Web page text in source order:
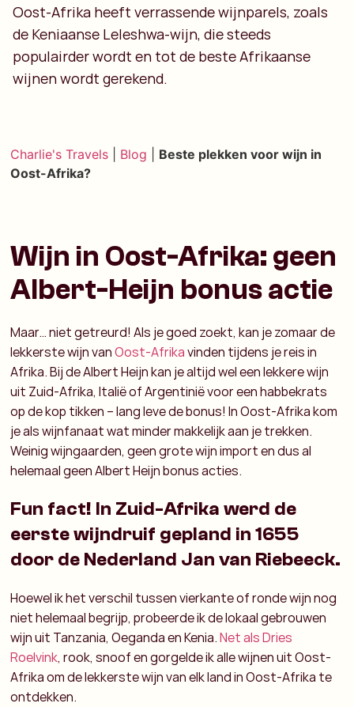
Oost-Afrika heeft verrassende wijnparels, zoals
de Keniaanse Leleshwa-wijn, die steeds
populairder wordt en tot de beste Afrikaanse
wijnen wordt gerekend.
Charlie's Travels Blog
Beste plekken voor wijn in
Oost-Afrika?
Wijn in Oost-Afrika: geen
Albert-Heijn bonus actie
Maar… niet getreurd! Als je goed zoekt, kan je zomaar de
lekkerste wijn vanOost-Afrikavinden tijdens je reis in
Afrika. Bij de Albert Heijn kan je altijd wel een lekkere wijn
uit Zuid-Afrika, Italië of Argentinië voor een habbekrats
op de kop tikken – lang leve de bonus! In Oost-Afrika kom
je als wijnfanaat wat minder makkelijk aan je trekken.
Weinig wijngaarden, geen grote wijn import en dus al
helemaal geen Albert Heijn bonus acties.
Fun fact! In Zuid-Afrika werd de
eerste wijndruif gepland in 1655
door de Nederland Jan van Riebeeck.
Hoewel ik het verschil tussen vierkante of ronde wijn nog
niet helemaal begrijp, probeerde ik de lokaal gebrouwen
wijn uit Tanzania, Oeganda en Kenia.Net als Dries
Roelvink, rook, snoof en gorgelde ik alle wijnen uit Oost-
Afrika om de lekkerste wijn van elk land in Oost-Afrika te
ontdekken.